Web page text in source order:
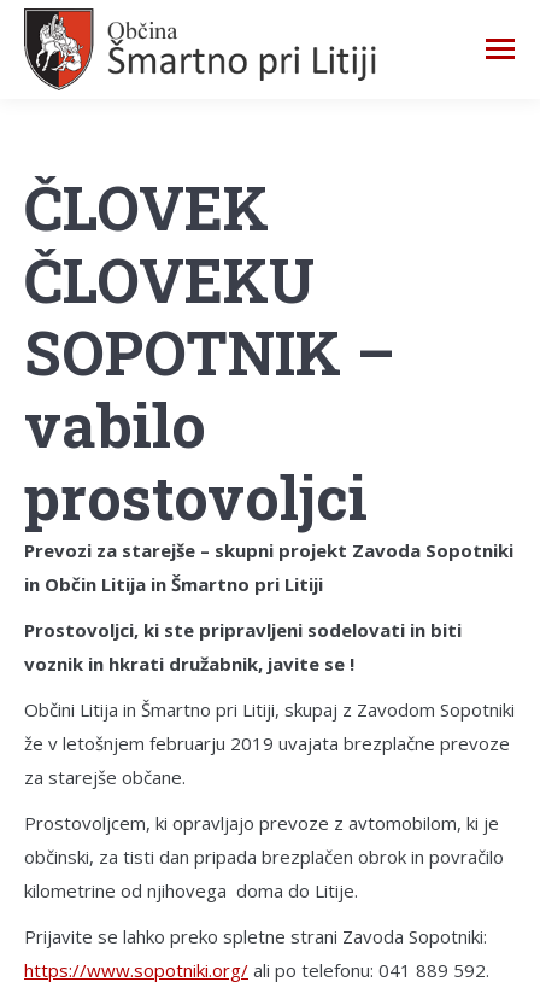
ČLOVEK
ČLOVEKU
SOPOTNIK –
vabilo
prostovoljci
Prevozi za starejše – skupni projekt Zavoda Sopotniki
in Občin Litija in Šmartno pri Litiji
Prostovoljci, ki ste pripravljeni sodelovati in biti
voznik in hkrati družabnik, javite se !
Občini Litija in Šmartno pri Litiji, skupaj z Zavodom Sopotniki
že v letošnjem februarju 2019 uvajata brezplačne prevoze
za starejše občane.
Prostovoljcem, ki opravljajo prevoze z avtomobilom, ki je
občinski, za tisti dan pripada brezplačen obrok in povračilo
kilometrine od njihovega doma do Litije.
Prijavite se lahko preko spletne strani Zavoda Sopotniki:
https://www.sopotniki.org/ ali po telefonu: 041 889 592.